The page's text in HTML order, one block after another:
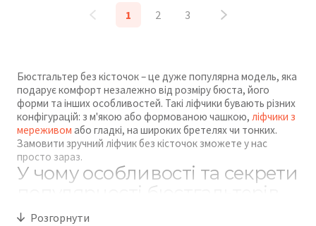
1 2 3
Бюстгальтер без кісточок – це дуже популярна модель, яка
подарує комфорт незалежно від розміру бюста, його
форми та інших особливостей. Такі ліфчики бувають різних
конфігурацій: з м'якою або формованою чашкою, ліфчики з
мереживом або гладкі, на широких бретелях чи тонких.
Замовити зручний ліфчик без кісточок зможете у нас
просто зараз.
У чому особливості та секрети
популярності бюстгальтерів
без кісточок
Розгорнути